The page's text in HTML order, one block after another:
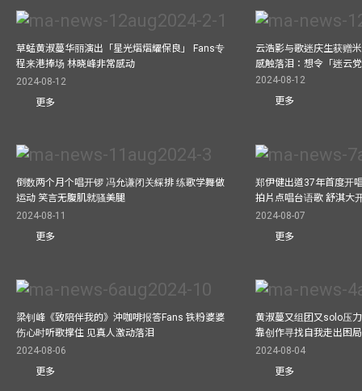
草蜢黄淑蔓华丽演出「星光熠熠耀保良」 Fans专
程来港捧场 林晓峰非常感动
2024-08-12
更多
云浩影与歌迷庆生获赠
感触落泪：想令「迷云
2024-08-12
更多
倒数两个月个唱开锣 冯允谦闭关綵排 练歌学舞做
运动 笑言无腹肌就骚美腿
2024-08-11
更多
郑伊健出道37年首度开
拍片点唱台语歌 舒淇大
2024-08-07
更多
梁钊峰《致陪伴我的》沖咖啡报答Fans 铁粉婆婆
伤心时听歌撑住 见真人激动落泪
2024-08-06
更多
黄淑蔓又组团又solo压
靠创作寻找自我走出困局
2024-08-04
更多